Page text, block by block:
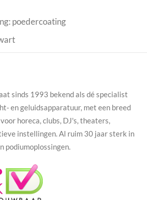
poedercoating
sinds 1993 bekend als dé specialist
en geluidsapparatuur, met een breed
horeca, clubs, DJ's, theaters,
instellingen. Al ruim 30 jaar sterk in
podiumoplossingen.